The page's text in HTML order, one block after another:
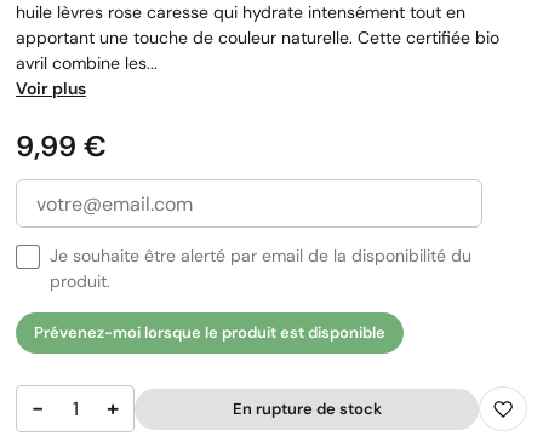
huile lèvres rose caresse qui hydrate intensément tout en
apportant une touche de couleur naturelle. Cette certifiée bio
avril combine les...
Voir plus
Prix
9,99 €
Je souhaite être alerté par email de la disponibilité du
produit.
Prévenez-moi lorsque le produit est disponible
− + En rupture de stock